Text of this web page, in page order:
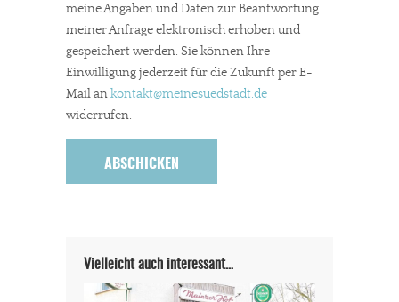
meine Angaben und Daten zur Beantwortung
meiner Anfrage elektronisch erhoben und
gespeichert werden. Sie können Ihre
Einwilligung jederzeit für die Zukunft per E-
Mail ankontakt@meinesuedstadt.de
widerrufen.
Vielleicht auch interessant…